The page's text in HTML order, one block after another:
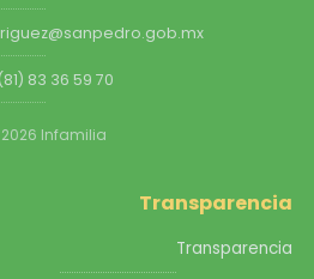
(81) 83 36 59 70
Infamilia
Transparencia
Transparencia